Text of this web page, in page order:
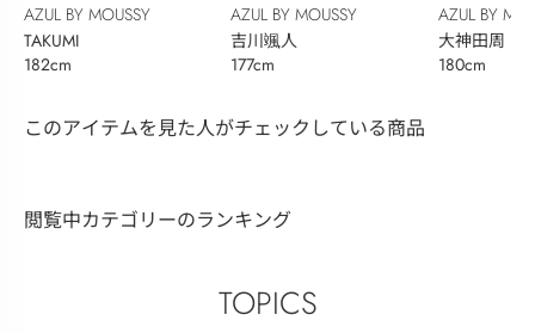
AZUL BY MOUSSY
TAKUMI
182cm
AZUL BY MOUSSY
吉川颯人
177cm
AZUL BY
大神田周
180cm
このアイテムを見た人がチェックしている商品
閲覧中カテゴリーのランキング
TOPICS